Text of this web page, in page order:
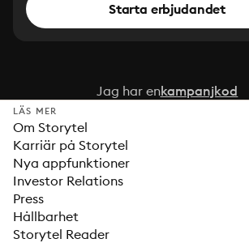
Starta erbjudandet
Jag har enkampanjkod
LÄS MER
Om Storytel
Karriär på Storytel
Nya appfunktioner
Investor Relations
Press
Hållbarhet
Storytel Reader